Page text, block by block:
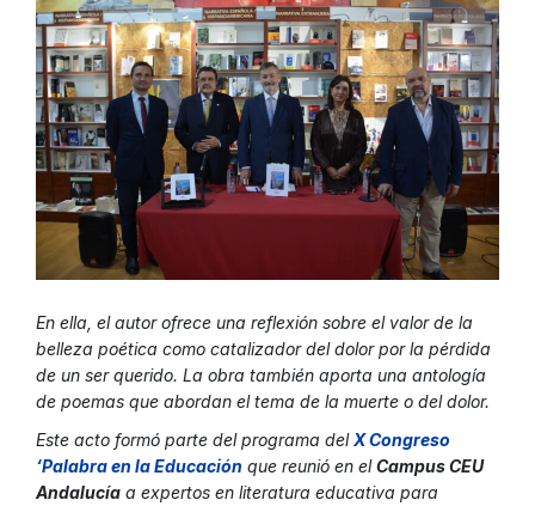
En ella, el autor ofrece una reflexión sobre el valor de la
belleza poética como catalizador del dolor por la pérdida
de un ser querido. La obra también aporta una antología
de poemas que abordan el tema de la muerte o del dolor.
Este acto formó parte del programa delX Congreso
‘Palabra en la Educación que reunió en elCampus CEU
Andalucía a expertos en literatura educativa para